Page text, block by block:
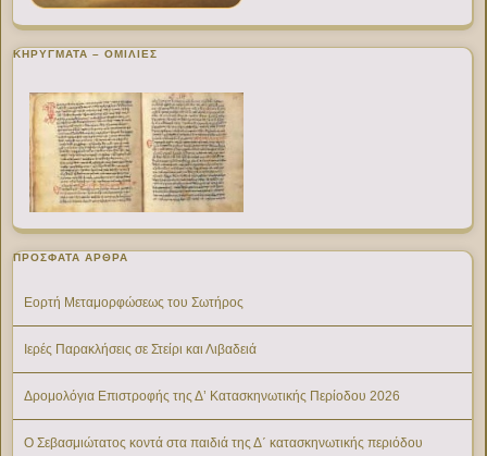
ΚΗΡΥΓΜΑΤΑ – ΟΜΙΛΙΕΣ
ΠΡΌΣΦΑΤΑ ΆΡΘΡΑ
Εορτή Μεταμορφώσεως του Σωτήρος
Ιερές Παρακλήσεις σε Στείρι και Λιβαδειά
Δρομολόγια Επιστροφής της Δ’ Κατασκηνωτικής Περίοδου 2026
Ο Σεβασμιώτατος κοντά στα παιδιά της Δ΄ κατασκηνωτικής περιόδου